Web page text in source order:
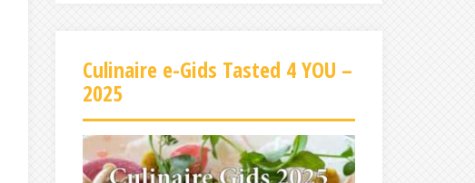
Culinaire e-Gids Tasted 4 YOU –
2025